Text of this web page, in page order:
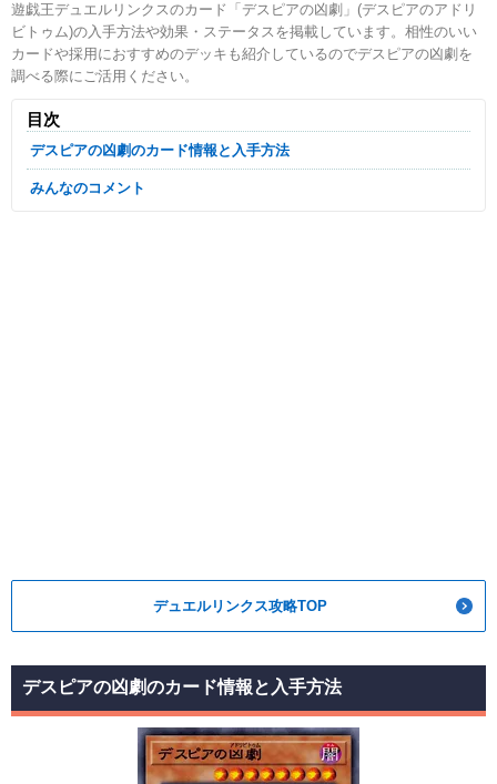
遊戯王デュエルリンクスのカード「デスピアの凶劇」(デスピアのアドリ
ビトゥム)の入手方法や効果・ステータスを掲載しています。相性のいい
カードや採用におすすめのデッキも紹介しているのでデスピアの凶劇を
調べる際にご活用ください。
目次
デスピアの凶劇のカード情報と入手方法
みんなのコメント
デュエルリンクス攻略TOP
デスピアの凶劇のカード情報と入手方法